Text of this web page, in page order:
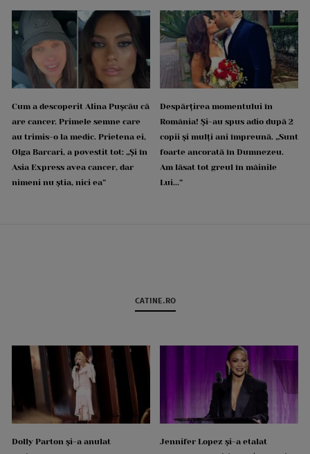
Cum a descoperit Alina Pușcău că
are cancer. Primele semne care
au trimis-o la medic. Prietena ei,
Olga Barcari, a povestit tot: „Și în
Asia Express avea cancer, dar
nimeni nu știa, nici ea”
Despărțirea momentului în
România! Și-au spus adio după 2
copii și mulți ani împreună. „Sunt
foarte ancorată în Dumnezeu.
Am lăsat tot greul în mâinile
Lui...”
CATINE.RO
Dolly Parton și-a anulat
Jennifer Lopez și-a etalat